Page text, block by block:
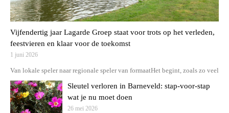
Vijfendertig jaar Lagarde Groep staat voor trots op het verleden,
feestvieren en klaar voor de toekomst
1 juni 2026
Van lokale speler naar regionale speler van formaatHet begint, zoals zo veel
Sleutel verloren in Barneveld: stap-voor-stap
wat je nu moet doen
26 mei 2026